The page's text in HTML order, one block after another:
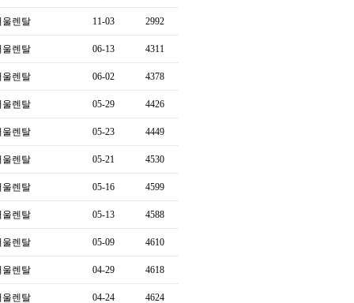
울렌탈 11-03 2992
울렌탈 06-13 4311
울렌탈 06-02 4378
울렌탈 05-29 4426
울렌탈 05-23 4449
울렌탈 05-21 4530
울렌탈 05-16 4599
울렌탈 05-13 4588
울렌탈 05-09 4610
울렌탈 04-29 4618
울렌탈 04-24 4624